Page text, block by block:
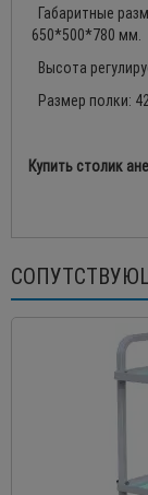
Габаритные
650*500*780 мм.
Высота
Размер полки:
Купить столик